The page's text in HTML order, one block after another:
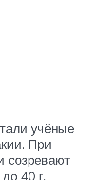
учёные
При
созревают
40 г.